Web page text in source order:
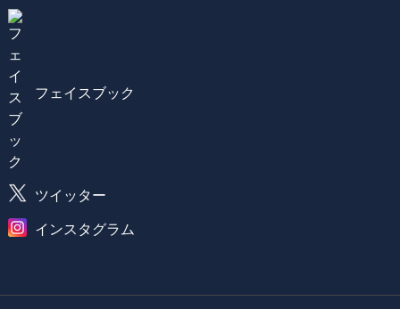
フェイスブック
ツイッター
インスタグラム